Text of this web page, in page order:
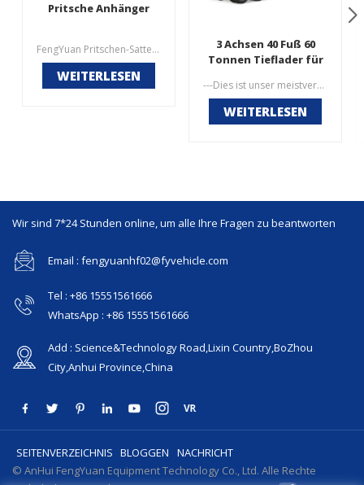
Pritsche Anhänger
FengYuan Pritschen-Sattelauflieger Eigenschaften1. Hochrobuster Baustahl mit Zug- und hoher Tragfähigkeit, 40 Tonnen Tragfähigkeit.2.Heavy-Duty-Typ mechanische Federung für hohe Anforderungen an Anforderungen.3. Länge und Breite des Tiefbetts nach Maß erhältlich4.Luftfederung und Drehgestellfederung ist eine Option.
WEITERLESEN
3 Achsen 40 Fuß 60
Tonnen Tieflader für
Containertransport---Dies ist unser meistverkauftes Produkt. Flachbett-Container-Sattelauflieger, der für den Transport verschiedener Container bestimmt ist und mit seiner Plattform auch zum Transport gewöhnlicher Güter verwendet werden kann. --- Es hat eine ausreichende Festigkeit und wird hauptsächlich in Transportsystemen wie Schiffen, Häfen, Routen, Autobahnen, Transitstationen, Brücken, Tunneln und Multimedia-Transportsystemen verwendet.
WEITERLESEN
Wir sind 7*24 Stunden online, um alle Ihre Fragen zu beantworten
Email : fengyuanhf02@fyvehicle.com
Tel : +86 15551561666
WhatsApp : +86 15551561666
Add : Science&Technology Road,Lixin Country,BoZhou
City,Anhui Province,China
SEITENVERZEICHNIS BLOGGEN
NACHRICHT
© AnHui FengYuan Equipment Technology Co., Ltd. Alle Rechte